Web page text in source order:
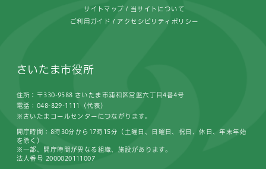
サイトマップ 当サイトについて
ご利用ガイド アクセシビリティポリシー
さいたま市役所
住所：〒330-9588 さいたま市浦和区常盤六丁目4番4号
電話：048-829-1111（代表）
※さいたまコールセンターにつながります。
開庁時間：8時30分から17時15分（土曜日、日曜日、祝日、休日、年末年始
を除く）
※一部、開庁時間が異なる組織、施設があります。
法人番号 2000020111007